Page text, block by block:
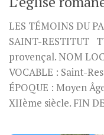
LES TÉMOINS DU
SAINT-RESTITUT
provençal. NOM
VOCABLE : Saint-
ÉPOQUE : Moyen
XIIème siècle. FIN